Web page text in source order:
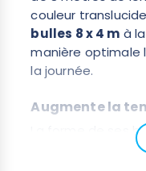
couleur
bulles 8 x 4 m à
manière optimale
la journée.
Augmente la
La forme de ses
8 permettent une